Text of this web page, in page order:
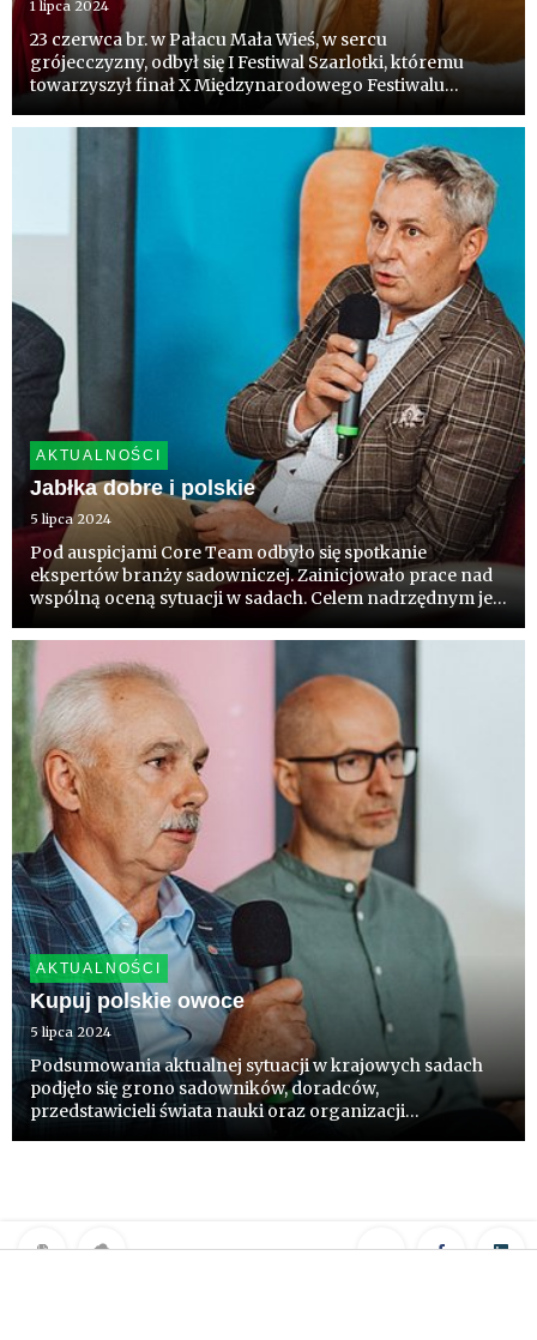
1 lipca 2024
23 czerwca br. w Pałacu Mała Wieś, w sercu
grójecczyzny, odbył się I Festiwal Szarlotki, któremu
towarzyszył finał X Międzynarodowego Festiwalu
narodowych i pasja liderów.
AKTUALNOŚCI
Jabłka dobre i polskie
5 lipca 2024
Pod auspicjami Core Team odbyło się spotkanie
ekspertów branży sadowniczej. Zainicjowało prace nad
wspólną oceną sytuacji w sadach. Celem nadrzędnym jest
komunikacji, tego pod czym wszyscy się podpiszą.
Szczegóły w materiale „Szan...
AKTUALNOŚCI
Kupuj polskie owoce
5 lipca 2024
Podsumowania aktualnej sytuacji w krajowych sadach
podjęło się grono sadowników, doradców,
przedstawicieli świata nauki oraz organizacji